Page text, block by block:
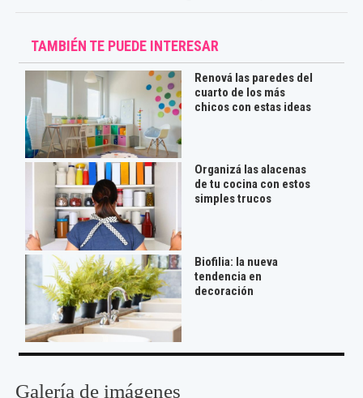
TAMBIÉN TE PUEDE INTERESAR
Renová las paredes del
cuarto de los más
chicos con estas ideas
Organizá las alacenas
de tu cocina con estos
simples trucos
Biofilia: la nueva
tendencia en
decoración
Galería de imágenes